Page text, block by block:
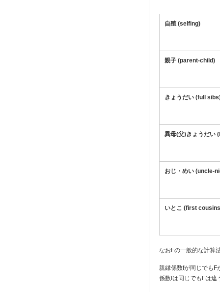
自殖 (selfing)
親子 (parent-child)
きょうだい (full
異母(父)きょうだい
おじ・めい (uncle-
いとこ (first
なおFの一般的な計算
親縁係数fが同じでもF
係数fは同じでもFは違